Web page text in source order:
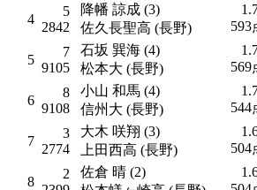
4
5
2842
降幡 諒成 (3)
佐久長聖高 (長野)
593
5
7
9105
石坂 巽海 (4)
松本大 (長野)
569
6
8
9108
小山 和馬 (4)
信州大 (長野)
544
7
3
2774
大木 咲翔 (3)
上田西高 (長野)
504
8
2
佐倉 晴 (2)